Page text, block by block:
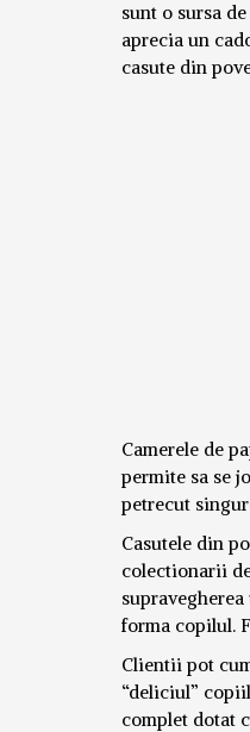
sunt o sursa
aprecia un
casute din
Camerele de
permite sa se
petrecut
Casutele din
colectionarii
forma copilul.
Clientii pot
“deliciul”
complet dotat